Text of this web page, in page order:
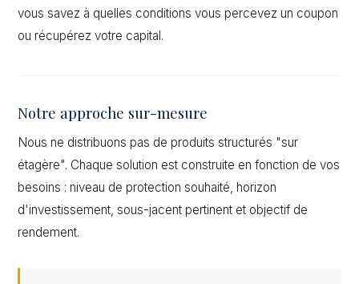
vous savez à quelles conditions vous percevez un coupon
ou récupérez votre capital.
Notre approche sur-mesure
Nous ne distribuons pas de produits structurés "sur
étagère". Chaque solution est construite en fonction de vos
besoins : niveau de protection souhaité, horizon
d'investissement, sous-jacent pertinent et objectif de
rendement.